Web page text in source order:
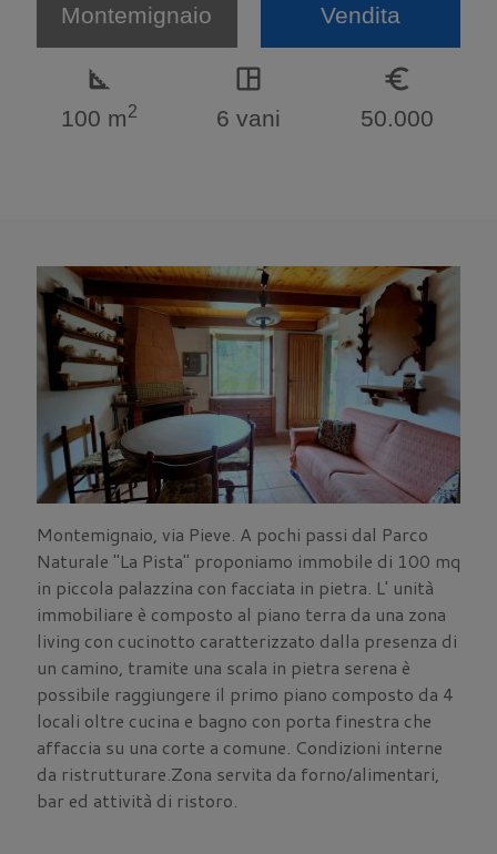
Montemignaio Vendita
square_foot
100 m2
space_dashboard
6 vani
euro_symbol
50.000
Montemignaio, via Pieve. A pochi passi dal Parco
Naturale "La Pista" proponiamo immobile di 100 mq
in piccola palazzina con facciata in pietra. L' unità
immobiliare è composto al piano terra da una zona
living con cucinotto caratterizzato dalla presenza di
un camino, tramite una scala in pietra serena è
possibile raggiungere il primo piano composto da 4
locali oltre cucina e bagno con porta finestra che
affaccia su una corte a comune. Condizioni interne
da ristrutturare.Zona servita da forno/alimentari,
bar ed attività di ristoro.